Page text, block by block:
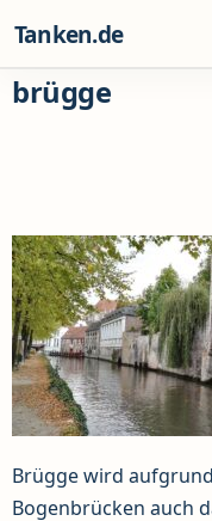
Tanken.de
brügge
Brügge wird
Bogenbrücken auch